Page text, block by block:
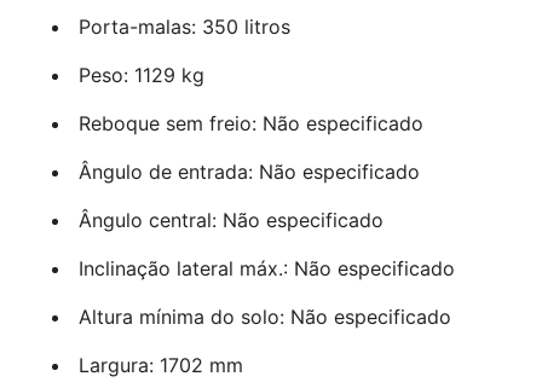
Porta-malas: 350 litros
Peso: 1129 kg
Reboque sem freio: Não especificado
Ângulo de entrada: Não especificado
Ângulo central: Não especificado
Inclinação lateral máx.: Não especificado
Altura mínima do solo: Não especificado
Largura: 1702 mm